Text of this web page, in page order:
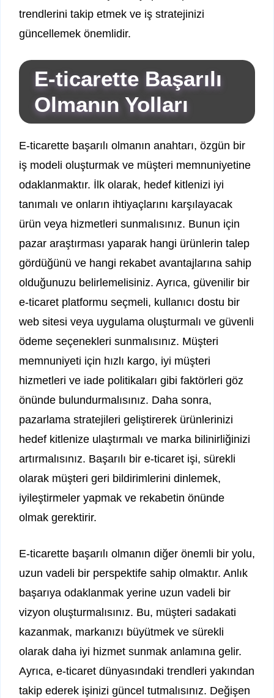
trendlerini takip etmek ve iş stratejinizi
güncellemek önemlidir.
E-ticarette Başarılı
Olmanın Yolları
E-ticarette başarılı olmanın anahtarı, özgün bir
iş modeli oluşturmak ve müşteri memnuniyetine
odaklanmaktır. İlk olarak, hedef kitlenizi iyi
tanımalı ve onların ihtiyaçlarını karşılayacak
ürün veya hizmetleri sunmalısınız. Bunun için
pazar araştırması yaparak hangi ürünlerin talep
gördüğünü ve hangi rekabet avantajlarına sahip
olduğunuzu belirlemelisiniz. Ayrıca, güvenilir bir
e-ticaret platformu seçmeli, kullanıcı dostu bir
web sitesi veya uygulama oluşturmalı ve güvenli
ödeme seçenekleri sunmalısınız. Müşteri
memnuniyeti için hızlı kargo, iyi müşteri
hizmetleri ve iade politikaları gibi faktörleri göz
önünde bulundurmalısınız. Daha sonra,
pazarlama stratejileri geliştirerek ürünlerinizi
hedef kitlenize ulaştırmalı ve marka bilinirliğinizi
artırmalısınız. Başarılı bir e-ticaret işi, sürekli
olarak müşteri geri bildirimlerini dinlemek,
iyileştirmeler yapmak ve rekabetin önünde
olmak gerektirir.
E-ticarette başarılı olmanın diğer önemli bir yolu,
uzun vadeli bir perspektife sahip olmaktır. Anlık
başarıya odaklanmak yerine uzun vadeli bir
vizyon oluşturmalısınız. Bu, müşteri sadakati
kazanmak, markanızı büyütmek ve sürekli
olarak daha iyi hizmet sunmak anlamına gelir.
Ayrıca, e-ticaret dünyasındaki trendleri yakından
takip ederek işinizi güncel tutmalısınız. Değişen